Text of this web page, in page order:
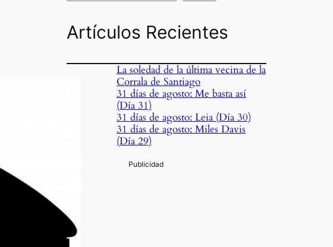
Artículos Recientes
La soledad de la última vecina de la
Corrala de Santiago
31 días de agosto: Me basta así
(Día 31)
31 días de agosto: Leia (Día 30)
31 días de agosto: Miles Davis
(Día 29)